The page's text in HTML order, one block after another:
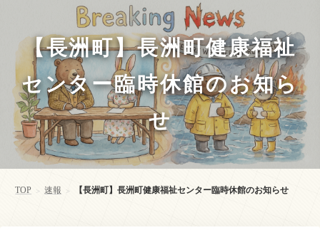
【長洲町】長洲町健康福祉
センター臨時休館のお知ら
せ
TOP > 速報 > 【長洲町】長洲町健康福祉センター臨時休館のお知らせ